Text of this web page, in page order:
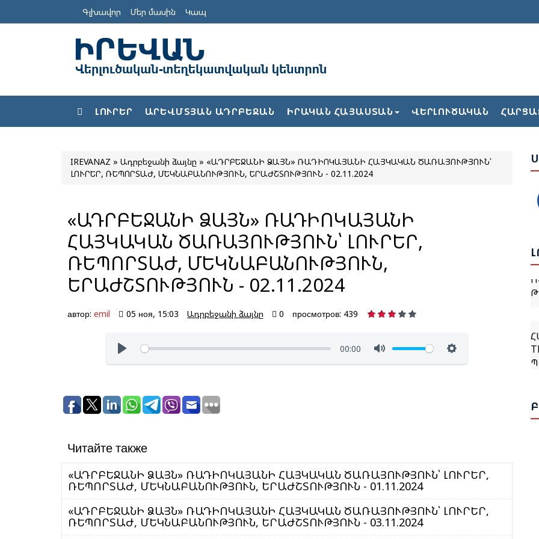
Գլխավոր Մեր մասին Կապ
ԼՈՒՐԵՐ ԱՐԵՎՄՏՅԱՆ ԱԴՐԲԵՋԱՆ ԻՐԱԿԱՆ ՀԱՅԱՍՏԱՆ ՎԵՐԼՈՒԾԱԿԱՆ
IREVANAZ » Ադրբեջանի ձայնը » «ԱԴՐԲԵՋԱՆԻ ՁԱՅՆ» ՌԱԴԻՈԿԱՅԱՆԻ ՀԱՅԿԱԿԱՆ ԾԱՌԱՅՈՒԹՅՈՒՆ՝
ԼՈՒՐԵՐ, ՌԵՊՈՐՏԱԺ, ՄԵԿՆԱԲԱՆՈՒԹՅՈՒՆ, ԵՐԱԺՇՏՈՒԹՅՈՒՆ - 02.11.2024
«ԱԴՐԲԵՋԱՆԻ ՁԱՅՆ» ՌԱԴԻՈԿԱՅԱՆԻ
ՀԱՅԿԱԿԱՆ ԾԱՌԱՅՈՒԹՅՈՒՆ՝ ԼՈՒՐԵՐ,
ՌԵՊՈՐՏԱԺ, ՄԵԿՆԱԲԱՆՈՒԹՅՈՒՆ,
ԵՐԱԺՇՏՈՒԹՅՈՒՆ - 02.11.2024
автор: emil 05 ноя, 15:03 Ադրբեջանի ձայնը 0 просмотров: 439
00:00
Читайте также
«ԱԴՐԲԵՋԱՆԻ ՁԱՅՆ» ՌԱԴԻՈԿԱՅԱՆԻ ՀԱՅԿԱԿԱՆ ԾԱՌԱՅՈՒԹՅՈՒՆ՝ ԼՈՒՐԵՐ,
ՌԵՊՈՐՏԱԺ, ՄԵԿՆԱԲԱՆՈՒԹՅՈՒՆ, ԵՐԱԺՇՏՈՒԹՅՈՒՆ - 01.11.2024
«ԱԴՐԲԵՋԱՆԻ ՁԱՅՆ» ՌԱԴԻՈԿԱՅԱՆԻ ՀԱՅԿԱԿԱՆ ԾԱՌԱՅՈՒԹՅՈՒՆ՝ ԼՈՒՐԵՐ,
ՌԵՊՈՐՏԱԺ, ՄԵԿՆԱԲԱՆՈՒԹՅՈՒՆ, ԵՐԱԺՇՏՈՒԹՅՈՒՆ - 03.11.2024